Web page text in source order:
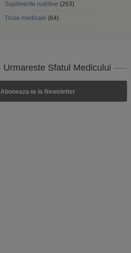
Suplimente nutritive (263)
Truse medicale (64)
Urmareste Sfatul Medicului
Aboneaza-te la Newsletter